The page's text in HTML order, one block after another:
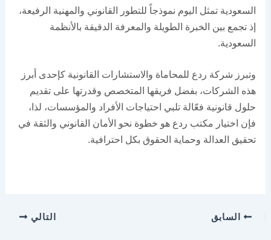
السعودية تمثل اليوم نموذجاً للتطور القانوني والمهنية الرفيعة،
إذ تجمع بين الخبرة الطويلة والمعرفة الدقيقة بالأنظمة
السعودية.
وتبرز شركة ردع للمحاماة والاستشارات القانونية كإحدى أبرز
هذه الشركات، بفضل فريقها المتخصص وقدرتها على تقديم
حلول قانونية فعّالة تلبي احتياجات الأفراد والمؤسسات، لذا،
فإن اختيار مكتب ردع هو خطوة نحو الأمان القانوني والثقة في
تحقيق العدالة وحماية الحقوق بكل احترافية.
السابق التالي